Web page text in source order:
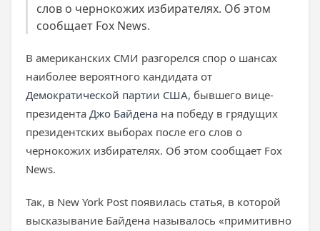
слов о чернокожих избирателях. Об этом
сообщает Fox News.
В американских СМИ разгорелся спор о шансах
наиболее вероятного кандидата от
Демократической партии США, бывшего вице-
президента Джо Байдена на победу в грядущих
президентских выборах после его слов о
чернокожих избирателях. Об этом сообщает Fox
News.
Так, в New York Post появилась статья, в которой
высказывание Байдена называлось «примитивно